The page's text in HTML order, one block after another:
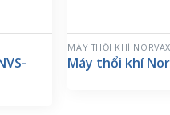
MÁY THỔI KHÍ NORVAX
Máy thổi khí